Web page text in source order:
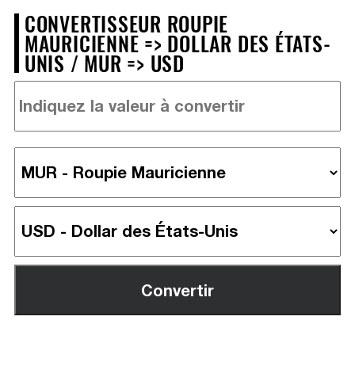
CONVERTISSEUR ROUPIE
MAURICIENNE => DOLLAR DES ÉTATS-
UNIS / MUR => USD